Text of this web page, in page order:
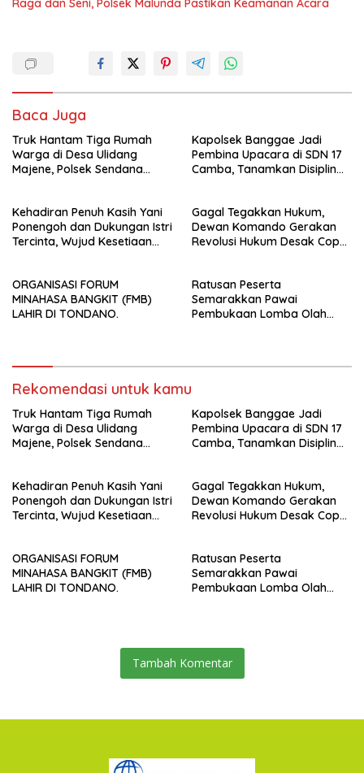
Raga dan Seni, Polsek Malunda Pastikan Keamanan Acara
Baca Juga
Truk Hantam Tiga Rumah
Warga di Desa Ulidang
Majene, Polsek Sendana
Kapolsek Banggae Jadi
Pembina Upacara di SDN 17
Camba, Tanamkan Disiplin
Kehadiran Penuh Kasih Yani
Ponengoh dan Dukungan Istri
Tercinta, Wujud Kesetiaan
Gagal Tegakkan Hukum,
Dewan Komando Gerakan
Revolusi Hukum Desak Copot
ORGANISASI FORUM
MINAHASA BANGKIT (FMB)
LAHIR DI TONDANO.
Ratusan Peserta
Semarakkan Pawai
Pembukaan Lomba Olah
Rekomendasi untuk kamu
Truk Hantam Tiga Rumah
Warga di Desa Ulidang
Majene, Polsek Sendana
Kapolsek Banggae Jadi
Pembina Upacara di SDN 17
Camba, Tanamkan Disiplin
Kehadiran Penuh Kasih Yani
Ponengoh dan Dukungan Istri
Tercinta, Wujud Kesetiaan
Gagal Tegakkan Hukum,
Dewan Komando Gerakan
Revolusi Hukum Desak Copot
ORGANISASI FORUM
MINAHASA BANGKIT (FMB)
LAHIR DI TONDANO.
Ratusan Peserta
Semarakkan Pawai
Pembukaan Lomba Olah
Tambah Komentar